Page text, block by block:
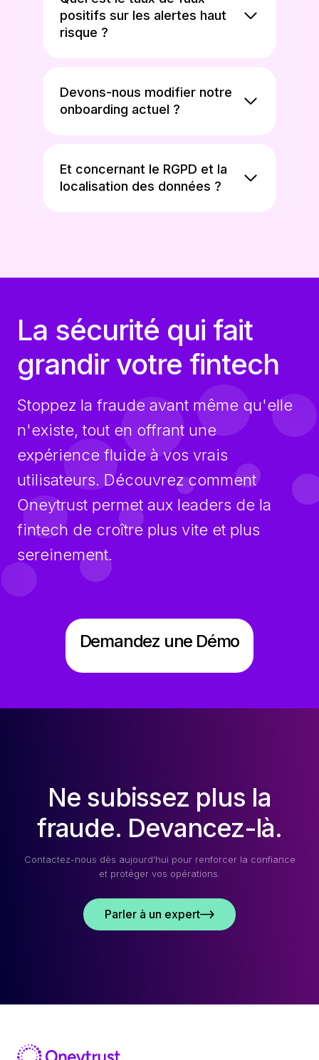
positifs sur les alertes haut
risque ?
Devons-nous modifier notre
onboarding actuel ?
Et concernant le RGPD et la
localisation des données ?
La sécurité qui fait
grandir votre fintech
Stoppez la fraude avant même qu'elle
n'existe, tout en offrant une
expérience fluide à vos vrais
utilisateurs. Découvrez comment
Oneytrust permet aux leaders de la
fintech de croître plus vite et plus
sereinement.
Demandez une Démo
Ne subissez plus la
fraude. Devancez-là.
Contactez-nous dès aujourd’hui pour renforcer la confiance
et protéger vos opérations.
Parler à un expert